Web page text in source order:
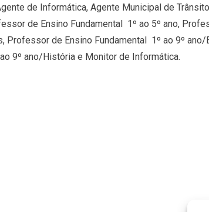
de Informática, Agente Municipal de
de Ensino Fundamental  1º ao 5º ano,
de Ensino Fundamental  1º ao 9º
9º ano/História e Monitor de Informática.